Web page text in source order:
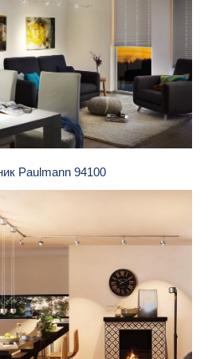
Paulmann 94100